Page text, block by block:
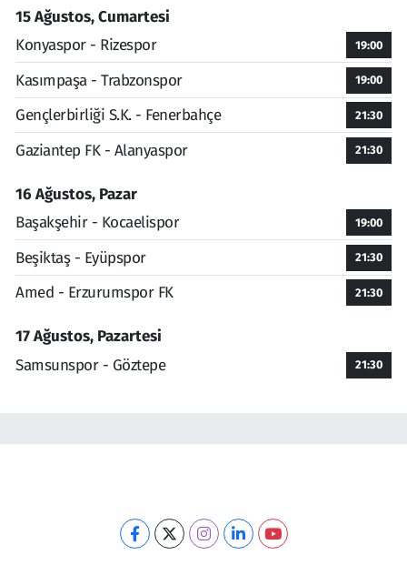
15 Ağustos, Cumartesi
Konyaspor - Rizespor
19:00
Kasımpaşa - Trabzonspor 19:00
Gençlerbirliği S.K. - Fenerbahçe 21:30
Gaziantep FK - Alanyaspor 21:30
16 Ağustos, Pazar
Başakşehir - Kocaelispor
19:00
Beşiktaş - Eyüpspor 21:30
Amed - Erzurumspor FK 21:30
17 Ağustos, Pazartesi
Samsunspor - Göztepe
21:30